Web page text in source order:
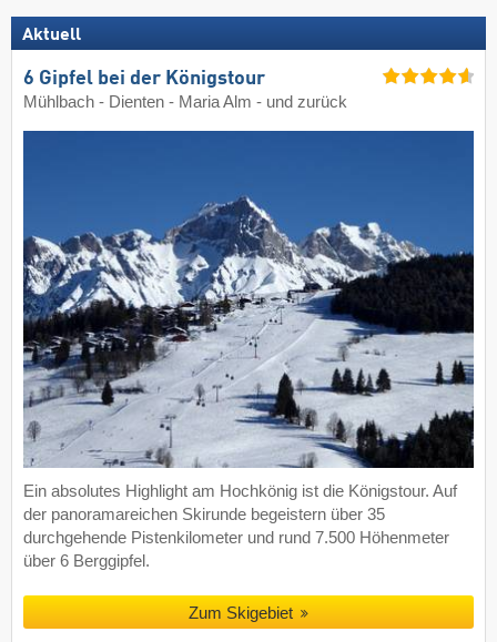
Aktuell
6 Gipfel bei der Königstour
Mühlbach - Dienten - Maria Alm - und zurück
Ein absolutes Highlight am Hochkönig ist die Königstour. Auf
der panoramareichen Skirunde begeistern über 35
durchgehende Pistenkilometer und rund 7.500 Höhenmeter
über 6 Berggipfel.
Zum Skigebiet